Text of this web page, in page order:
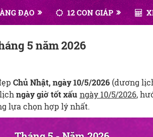
ĐẠO 12 CON GIÁP
5 năm 2026
Chủ Nhật, ngày 10/5/2026 (dương
lịchngày giờ tốt xấu ngày 10/5/2026,
lựa chọn hợp lý nhất.